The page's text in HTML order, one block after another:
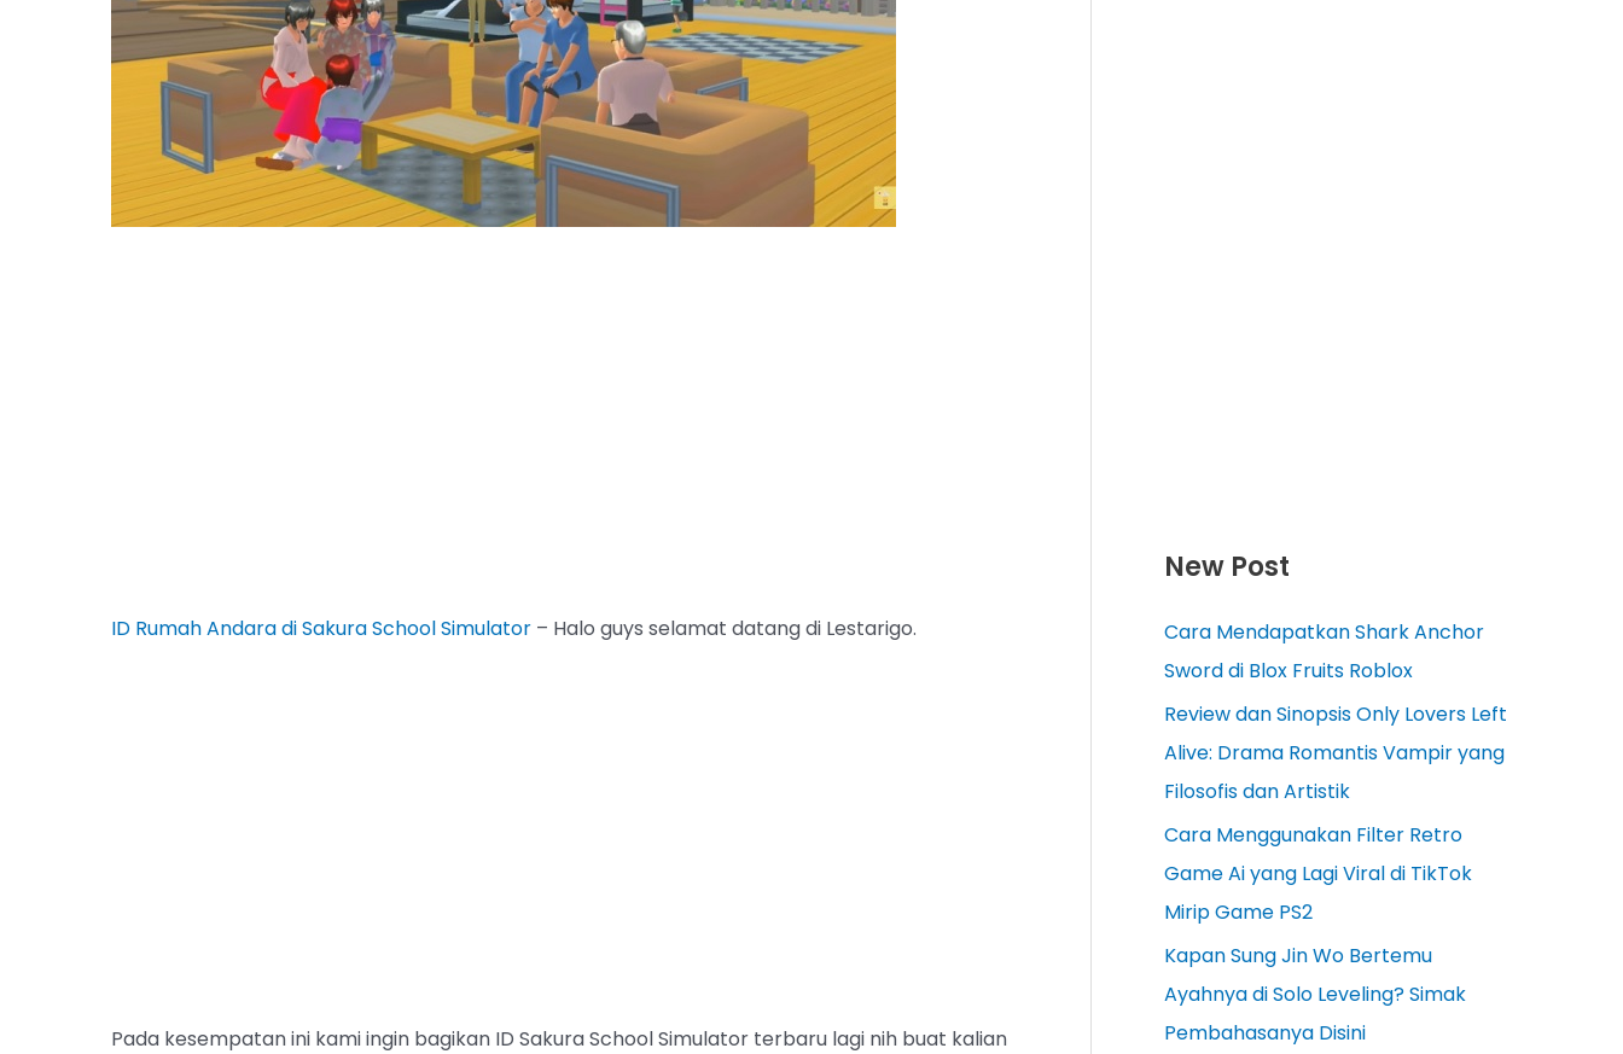
ID Rumah Andara di Sakura School Simulator – Halo guys selamat datang di Lestarigo.
Pada kesempatan ini kami ingin bagikan ID Sakura School Simulator terbaru lagi nih buat kalian
New Post
Cara Mendapatkan Shark Anchor
Sword di Blox Fruits Roblox
Review dan Sinopsis Only Lovers Left
Alive: Drama Romantis Vampir yang
Filosofis dan Artistik
Cara Menggunakan Filter Retro
Game Ai yang Lagi Viral di TikTok
Mirip Game PS2
Kapan Sung Jin Wo Bertemu
Ayahnya di Solo Leveling? Simak
Pembahasanya Disini